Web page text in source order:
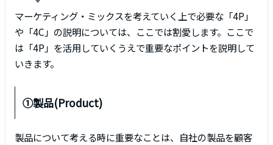
マーケティング・ミックスを考えていく上で必要な「4P」
や「4C」の説明については、ここでは割愛します。ここで
は「4P」を活用していくうえで重要なポイントを説明して
いきます。
①製品(Product)
製品について考える時に重要なことは、自社の製品を顧客